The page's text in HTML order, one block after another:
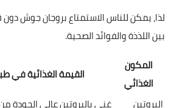
لذا، يمكن للناس الاستمتاع بروجان جوش
بين اللذذة والفوائد الصحية.
المكون
الغذائي
القيمة الغذائية في
البروتين
غني بالبروتين عالي الجودة